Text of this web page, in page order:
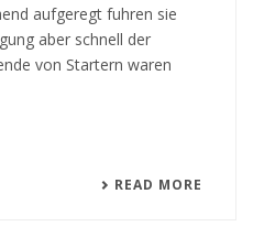
aufgeregt fuhren sie
aber schnell der
von Startern waren
READ MORE